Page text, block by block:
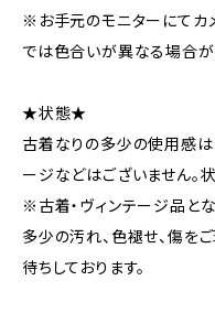
※お手元のモニターにてカ
では色合いが異なる場合が
★状態★
古着なりの多少の使用感は
ージなどはございません。
※古着・ヴィンテージ品と
多少の汚れ、色褪せ、傷を
待ちしております。